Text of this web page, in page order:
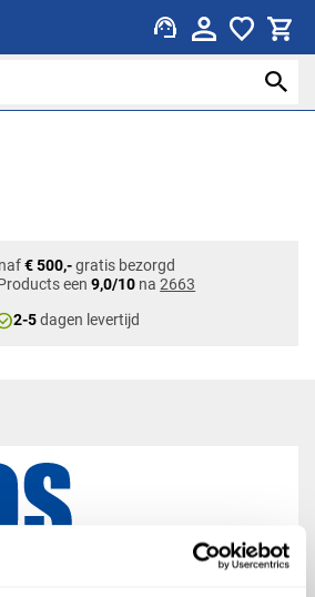
support_agent
€ 500,-gratis bezorgd
een9,0/10 na2663
2-5dagen levertijd